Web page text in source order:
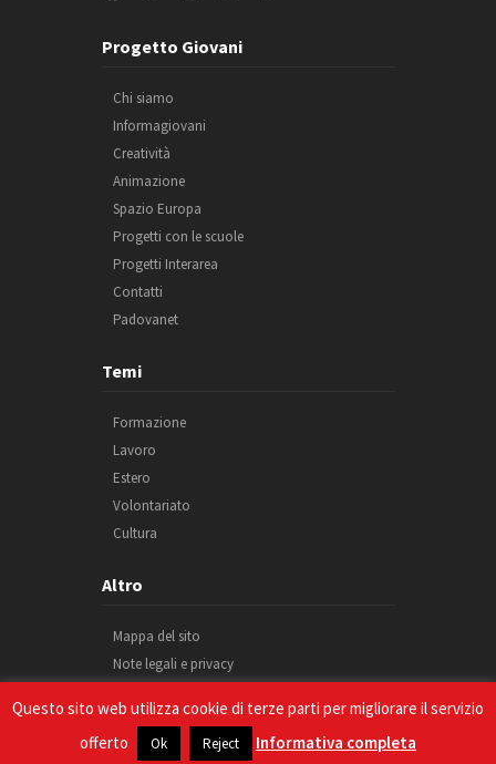
Progetto Giovani
Chi siamo
Informagiovani
Creatività
Animazione
Spazio Europa
Progetti con le scuole
Progetti Interarea
Contatti
Padovanet
Temi
Formazione
Lavoro
Estero
Volontariato
Cultura
Altro
Mappa del sito
Note legali e privacy
Credits
Questo sito web utilizza cookie di terze parti per migliorare il servizio
offerto
Ok Reject Informativa completa